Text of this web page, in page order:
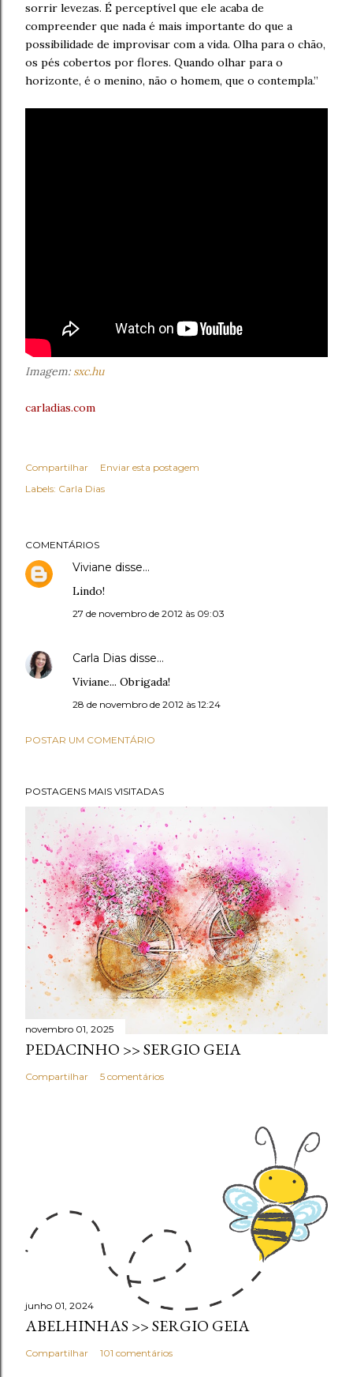
sorrir levezas. É perceptível que ele acaba de
compreender que nada é mais importante do que a
possibilidade de improvisar com a vida. Olha para o chão,
os pés cobertos por flores. Quando olhar para o
horizonte, é o menino, não o homem, que o contempla.”
Imagem: sxc.hu
carladias.com
Compartilhar
Enviar esta postagem
Labels: Carla Dias
COMENTÁRIOS
Viviane disse…
Lindo!
27 de novembro de 2012 às 09:03
Carla Dias disse…
Viviane... Obrigada!
28 de novembro de 2012 às 12:24
POSTAR UM COMENTÁRIO
POSTAGENS MAIS VISITADAS
novembro 01, 2025
PEDACINHO >> SERGIO GEIA
Compartilhar 5 comentários
junho 01, 2024
ABELHINHAS >> SERGIO GEIA
Compartilhar 101 comentários